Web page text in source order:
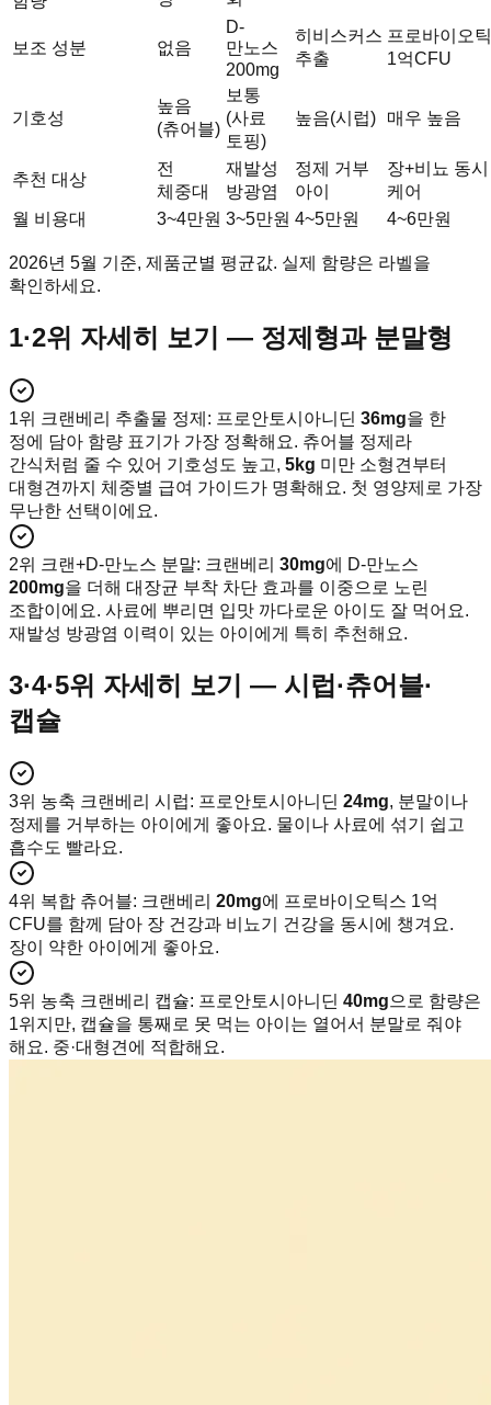
보조 성분 없음
D-
만노스
200mg
히비스커스
추출
프로바이오틱
1억CFU
기호성
높음
(츄어블)
보통
(사료
토핑)
높음(시럽) 매우 높음
추천 대상
전
체중대
재발성
방광염
정제 거부
아이
장+비뇨 동시
케어
월 비용대
3~4만원 3~5만원 4~5만원 4~6만원
2026년 5월 기준, 제품군별 평균값. 실제 함량은 라벨을
확인하세요.
1·2위 자세히 보기 — 정제형과 분말형
1위 크랜베리 추출물 정제 : 프로안토시아니딘 36mg을 한
정에 담아 함량 표기가 가장 정확해요. 츄어블 정제라
간식처럼 줄 수 있어 기호성도 높고, 5kg 미만 소형견부터
대형견까지 체중별 급여 가이드가 명확해요. 첫 영양제로 가장
무난한 선택이에요.
2위 크랜+D-만노스 분말: 크랜베리 30mg에 D-만노스
200mg을 더해 대장균 부착 차단 효과를 이중으로 노린
조합이에요. 사료에 뿌리면 입맛 까다로운 아이도 잘 먹어요.
재발성 방광염 이력이 있는 아이에게 특히 추천해요.
3·4·5위 자세히 보기 — 시럽·츄어블·
캡슐
3위 농축 크랜베리 시럽: 프로안토시아니딘 24mg, 분말이나
정제를 거부하는 아이에게 좋아요. 물이나 사료에 섞기 쉽고
흡수도 빨라요.
4위 복합 츄어블: 크랜베리 20mg에 프로바이오틱스 1억
CFU를 함께 담아 장 건강과 비뇨기 건강을 동시에 챙겨요.
장이 약한 아이에게 좋아요.
5위 농축 크랜베리 캡슐: 프로안토시아니딘 40mg으로 함량은
1위지만, 캡슐을 통째로 못 먹는 아이는 열어서 분말로 줘야
해요. 중·대형견에 적합해요.